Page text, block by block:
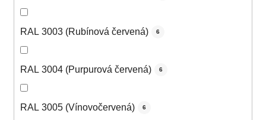
RAL 3003 (Rubínová červená) 6
RAL 3004 (Purpurová červená) 6
RAL 3005 (Vínovočervená) 6